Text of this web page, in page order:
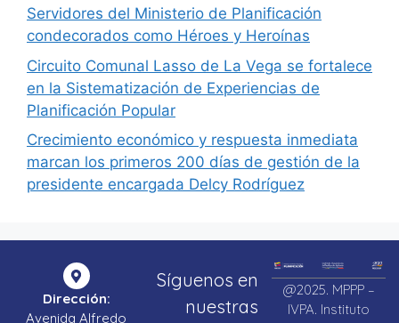
Servidores del Ministerio de Planificación
condecorados como Héroes y Heroínas
Circuito Comunal Lasso de La Vega se fortalece
en la Sistematización de Experiencias de
Planificación Popular
Crecimiento económico y respuesta inmediata
marcan los primeros 200 días de gestión de la
presidente encargada Delcy Rodríguez
Dirección:
Avenida Alfredo
Síguenos en
nuestras
@2025. MPPP –
IVPA. Instituto